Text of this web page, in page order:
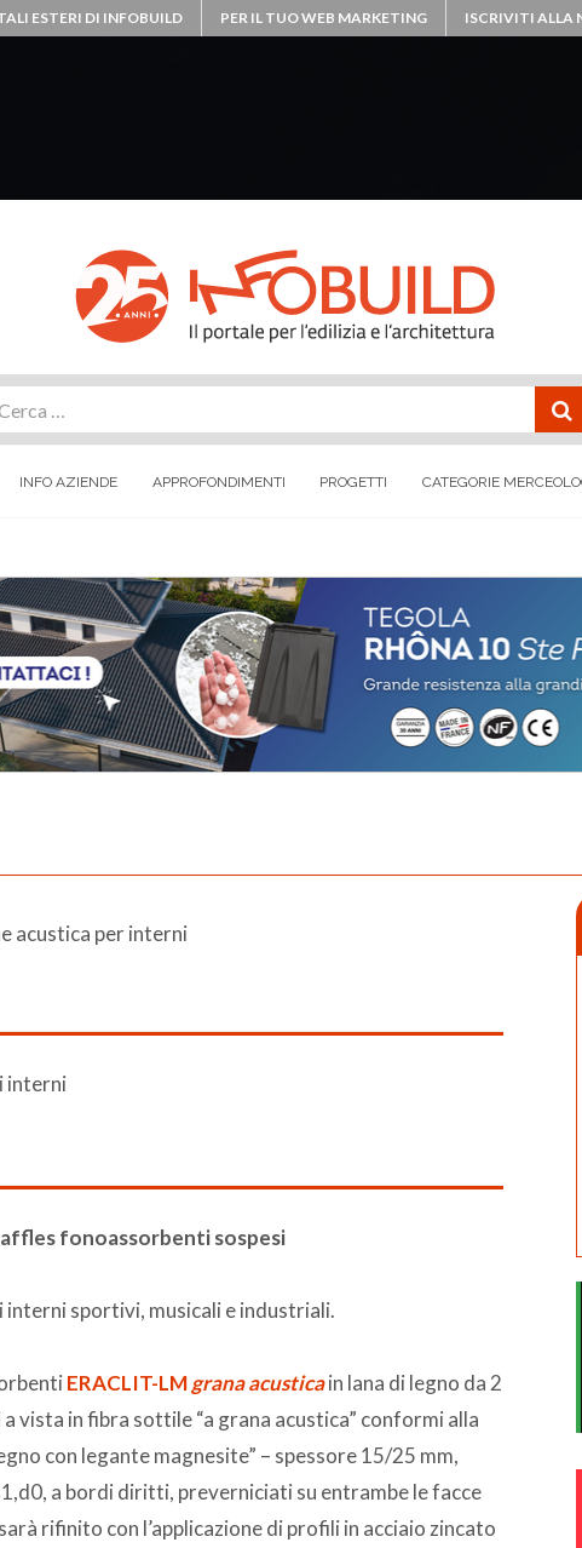
ESTERI DI INFOBUILD PER IL TUO WEB MARKETING ISCRIVITI ALLA
INFO AZIENDE APPROFONDIMENTI PROGETTI CATEGORIE
acustica per interni
interni
fonoassorbenti sospesi
interni sportivi, musicali e industriali.
ERACLIT-LMgrana acusticain lana di legno da 2
vista in fibra sottile “a grana acustica” conformi alla
con legante magnesite” – spessore 15/25 mm,
a bordi diritti, preverniciati su entrambe le facce
rifinito con l’applicazione di profili in acciaio zincato